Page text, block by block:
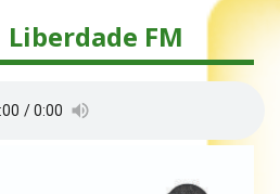
Liberdade FM